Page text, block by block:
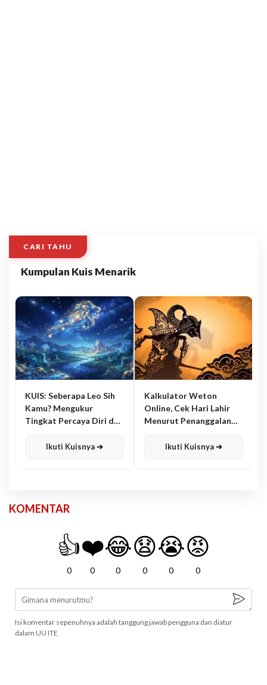
CARI TAHU
Kumpulan Kuis Menarik
KUIS: Seberapa Leo Sih
Kamu? Mengukur
Tingkat Percaya Diri dan
Ikuti Kuisnya ➔
Kalkulator Weton
Online, Cek Hari Lahir
Menurut Penanggalan
Ikuti Kuisnya ➔
KOMENTAR
👍
0
❤️
0
😂
0
😧
0
😭
0
😡
0
Isi komentar sepenuhnya adalah tanggung jawab pengguna dan diatur
dalam UU ITE